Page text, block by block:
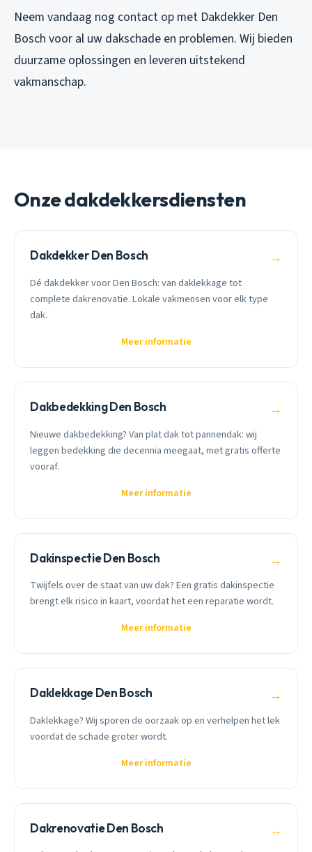
Neem vandaag nog contact op met Dakdekker Den
Bosch voor al uw dakschade en problemen. Wij bieden
duurzame oplossingen en leveren uitstekend
vakmanschap.
Onze dakdekkersdiensten
Dakdekker Den Bosch →
Dé dakdekker voor Den Bosch: van daklekkage tot
complete dakrenovatie. Lokale vakmensen voor elk type
dak.
Meer informatie
Dakbedekking Den Bosch →
Nieuwe dakbedekking? Van plat dak tot pannendak: wij
leggen bedekking die decennia meegaat, met gratis offerte
vooraf.
Meer informatie
Dakinspectie Den Bosch →
Twijfels over de staat van uw dak? Een gratis dakinspectie
brengt elk risico in kaart, voordat het een reparatie wordt.
Meer informatie
Daklekkage Den Bosch →
Daklekkage? Wij sporen de oorzaak op en verhelpen het lek
voordat de schade groter wordt.
Meer informatie
Dakrenovatie Den Bosch →